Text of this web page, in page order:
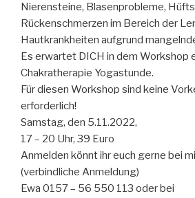
Nierensteine, Blasenprobleme,
Rückenschmerzen im Bereich der
Hautkrankheiten aufgrund
Es erwartet DICH in dem Workshop
Chakratherapie Yogastunde.
Für diesen Workshop sind keine
erforderlich!
Samstag, den 5.11.2022,
17 – 20 Uhr, 39 Euro
Anmelden könnt ihr euch gerne bei
(verbindliche Anmeldung)
Ewa 0157 – 56 550 113 oder bei